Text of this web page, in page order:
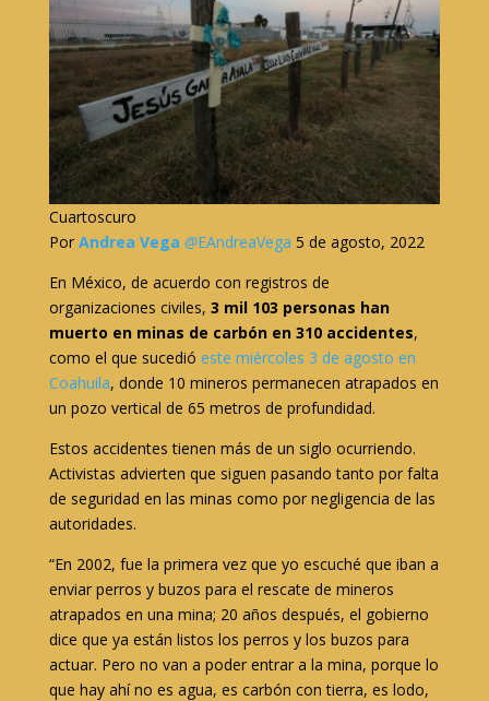
Cuartoscuro
Por Andrea Vega @EAndreaVega 5 de agosto, 2022
En México, de acuerdo con registros de
organizaciones civiles, 3 mil 103 personas han
muerto en minas de carbón en 310 accidentes,
como el que sucedió este miércoles 3 de agosto en
Coahuila, donde 10 mineros permanecen atrapados en
un pozo vertical de 65 metros de profundidad.
Estos accidentes tienen más de un siglo ocurriendo.
Activistas advierten que siguen pasando tanto por falta
de seguridad en las minas como por negligencia de las
autoridades.
“En 2002, fue la primera vez que yo escuché que iban a
enviar perros y buzos para el rescate de mineros
atrapados en una mina; 20 años después, el gobierno
dice que ya están listos los perros y los buzos para
actuar. Pero no van a poder entrar a la mina, porque lo
que hay ahí no es agua, es carbón con tierra, es lodo,